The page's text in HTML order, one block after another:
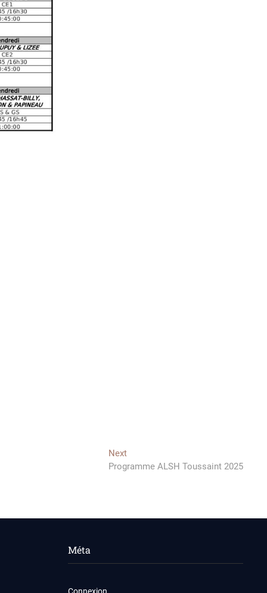
NextNext
post:
Programme ALSH Toussaint 2025
Méta